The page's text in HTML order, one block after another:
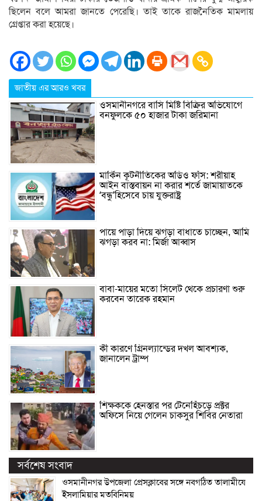
ছিলেন বলে আমরা জানতে পেরেছি। তাই তাকে রাজনৈতিক মামলায়
গ্রেপ্তার করা হয়েছে।
জাতীয় এর আরও খবর
ওসমানীনগরে বাসি মিষ্টি বিক্রির অভিযোগে
বনফুলকে ৫০ হাজার টাকা জরিমানা
মার্কিন কূটনীতিকের অডিও ফাঁস: শরীয়াহ
আইন বাস্তবায়ন না করার শর্তে জামায়াতকে
‘বন্ধু’হিসেবে চায় যুক্তরাষ্ট্র
পায়ে পাড়া দিয়ে ঝগড়া বাধাতে চাচ্ছেন, আমি
ঝগড়া করব না: মির্জা আব্বাস
বাবা-মায়ের মতো সিলেট থেকে প্রচারণা শুরু
করবেন তারেক রহমান
কী কারণে গ্রিনল্যান্ডের দখল আবশ্যক,
জানালেন ট্রাম্প
শিক্ষককে হেনস্তার পর টেনেহিঁচড়ে প্রক্টর
অফিসে নিয়ে গেলেন চাকসুর শিবির নেতারা
সর্বশেষ সংবাদ
ওসমানীনগর উপজেলা প্রেসক্লাবের সঙ্গে নবগঠিত তালামীযে
ইসলামিয়ার মতবিনিময়